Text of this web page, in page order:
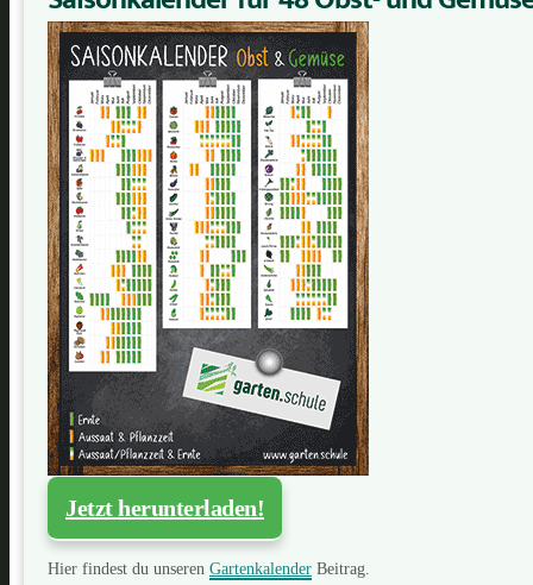
Jetzt herunterladen!
Hier findest du unseren Gartenkalender Beitrag.